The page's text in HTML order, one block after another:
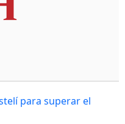
para superar el